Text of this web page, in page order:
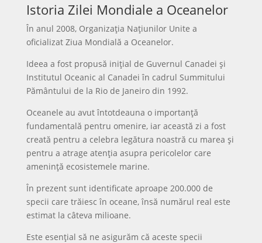
Istoria Zilei Mondiale a Oceanelor
În anul 2008, Organizația Națiunilor Unite a
oficializat Ziua Mondială a Oceanelor.
Ideea a fost propusă inițial de Guvernul Canadei și
Institutul Oceanic al Canadei în cadrul Summitului
Pământului de la Rio de Janeiro din 1992.
Oceanele au avut întotdeauna o importanță
fundamentală pentru omenire, iar această zi a fost
creată pentru a celebra legătura noastră cu marea și
pentru a atrage atenția asupra pericolelor care
amenință ecosistemele marine.
În prezent sunt identificate aproape 200.000 de
specii care trăiesc în oceane, însă numărul real este
estimat la câteva milioane.
Este esențial să ne asigurăm că aceste specii